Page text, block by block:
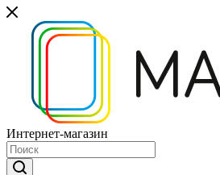
Интернет-магазин